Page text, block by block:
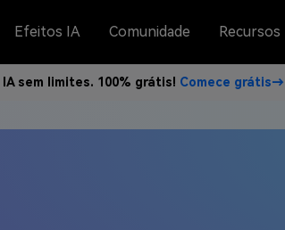
Efeitos IA Comunidade Recursos
sem limites. 100% grátis! Comece grátis→